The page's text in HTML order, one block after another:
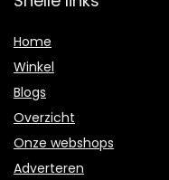
Home
Winkel
Blogs
Overzicht
Onze webshops
Adverteren